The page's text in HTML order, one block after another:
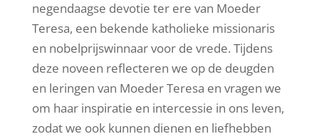
negendaagse devotie ter ere van Moeder
Teresa, een bekende katholieke missionaris
en nobelprijswinnaar voor de vrede. Tijdens
deze noveen reflecteren we op de deugden
en leringen van Moeder Teresa en vragen we
om haar inspiratie en intercessie in ons leven,
zodat we ook kunnen dienen en liefhebben